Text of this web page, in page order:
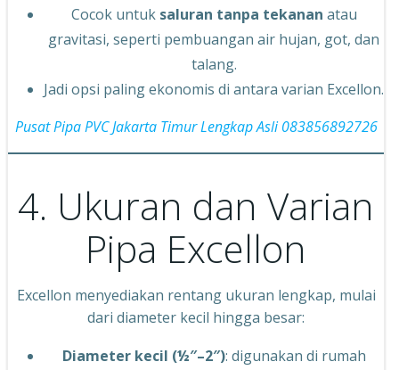
Cocok untuk saluran tanpa tekanan atau
gravitasi, seperti pembuangan air hujan, got, dan
talang.
Jadi opsi paling ekonomis di antara varian Excellon.
Pusat Pipa PVC Jakarta Timur Lengkap Asli 083856892726
4. Ukuran dan Varian
Pipa Excellon
Excellon menyediakan rentang ukuran lengkap, mulai
dari diameter kecil hingga besar:
Diameter kecil (½″–2″): digunakan di rumah